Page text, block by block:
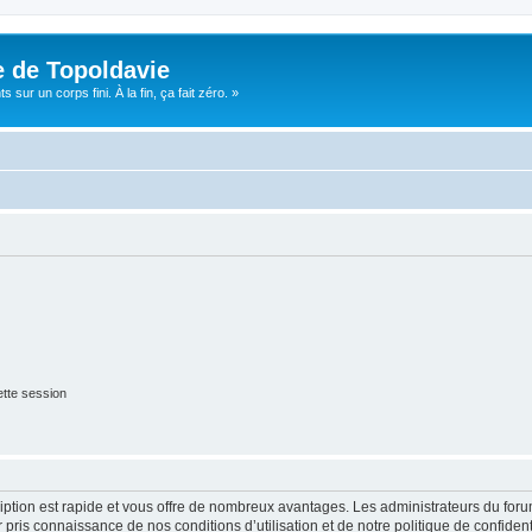
de Topoldavie
sur un corps fini. À la fin, ça fait zéro. »
session
est rapide et vous offre de nombreux avantages. Les administrateurs du
connaissance de nos conditions d’utilisation et de notre politique de